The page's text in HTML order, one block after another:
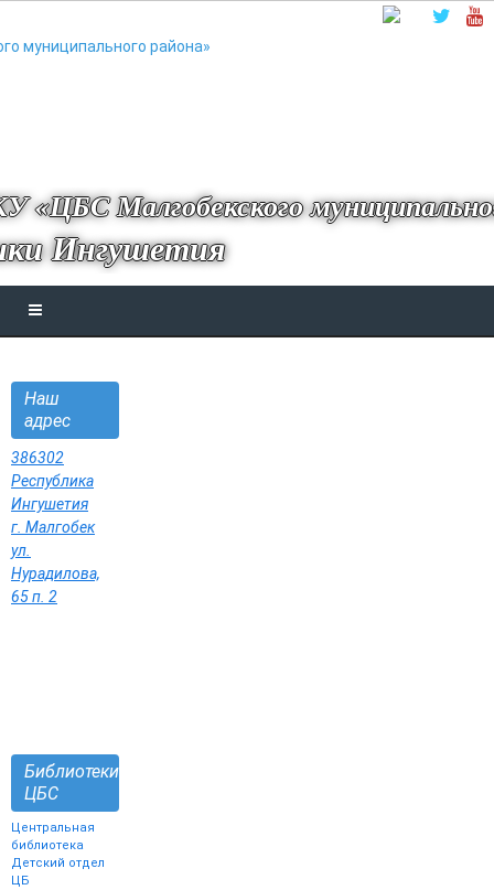
«ЦБС Малгобекского
Ингушетия
Наш
адрес
386302
Республика
Ингушетия
г. Малгобек
ул.
Нурадилова,
65 п. 2
Библиотеки
ЦБС
Центральная
библиотека
Детский отдел
ЦБ